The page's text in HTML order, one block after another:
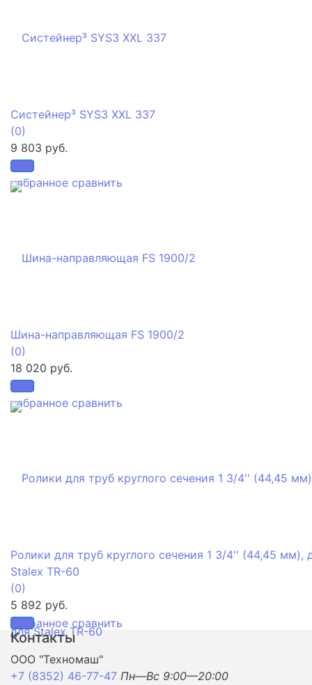
избранное сравнить
Систейнер³ SYS3 XXL 337
(0)
9 803 руб.
избранное сравнить
Шина-направляющая FS 1900/2
(0)
18 020 руб.
избранное сравнить
Ролики для труб круглого сечения 1 3/4'' (44,45 мм),
Stalex TR-60
(0)
5 892 руб.
Контакты
ООО "Техномаш"
+7 (8352) 46-77-47 Пн—Вс 9:00—20:00